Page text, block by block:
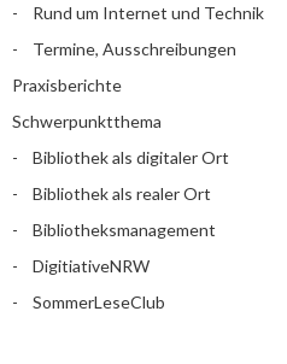
Rund um Internet und Technik
Termine, Ausschreibungen
Praxisberichte
Schwerpunktthema
Bibliothek als digitaler Ort
Bibliothek als realer Ort
Bibliotheksmanagement
DigitiativeNRW
SommerLeseClub